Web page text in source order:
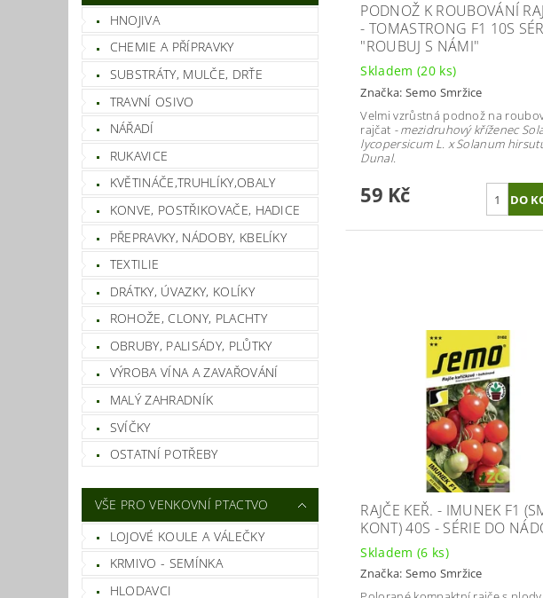
HNOJIVA
CHEMIE A PŘÍPRAVKY
SUBSTRÁTY, MULČE, DRŤE
TRAVNÍ OSIVO
NÁŘADÍ
RUKAVICE
KVĚTINÁČE,TRUHLÍKY,OBALY
KONVE, POSTŘIKOVAČE, HADICE
PŘEPRAVKY, NÁDOBY, KBELÍKY
TEXTILIE
DRÁTKY, ÚVAZKY, KOLÍKY
ROHOŽE, CLONY, PLACHTY
OBRUBY, PALISÁDY, PLŮTKY
VÝROBA VÍNA A ZAVAŘOVÁNÍ
MALÝ ZAHRADNÍK
SVÍČKY
OSTATNÍ POTŘEBY
VŠE PRO VENKOVNÍ PTACTVO
LOJOVÉ KOULE A VÁLEČKY
KRMIVO - SEMÍNKA
HLODAVCI
PODNOŽ K ROUBOVÁNÍ
- TOMASTRONG F1 10S
"ROUBUJ S NÁMI"
Skladem (20 ks)
Značka: Semo Smržice
Velmi vzrůstná podnož na
rajčat - mezidruhový kříženec
lycopersicum L. x Solanum
Dunal.
59 Kč
RAJČE KEŘ. - IMUNEK F1
KONT) 40S - SÉRIE DO
Skladem (6 ks)
Značka: Semo Smržice